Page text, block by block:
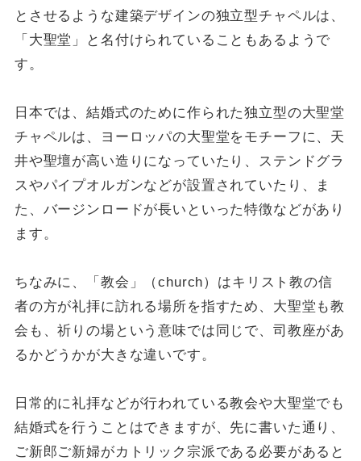
とさせるような建築デザインの独立型チャペルは、
「大聖堂」と名付けられていることもあるようで
す。
日本では、結婚式のために作られた独立型の大聖堂
チャペルは、ヨーロッパの大聖堂をモチーフに、天
井や聖壇が高い造りになっていたり、ステンドグラ
スやパイプオルガンなどが設置されていたり、ま
た、バージンロードが長いといった特徴などがあり
ます。
ちなみに、「教会」（church）はキリスト教の信
者の方が礼拝に訪れる場所を指すため、大聖堂も教
会も、祈りの場という意味では同じで、司教座があ
るかどうかが大きな違いです。
日常的に礼拝などが行われている教会や大聖堂でも
結婚式を行うことはできますが、先に書いた通り、
ご新郎ご新婦がカトリック宗派である必要があると